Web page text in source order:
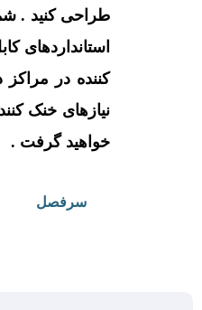
استانداردهای
نیازهای خنک
خواهید گرفت .
سرفصل